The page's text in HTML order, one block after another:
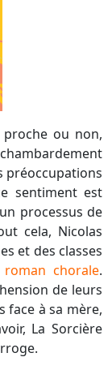
ou non,
préoccupations
sentiment est
processus de
cela, Nicolas
et des classes
roman chorale.
de leurs
face à sa mère,
La Sorcière